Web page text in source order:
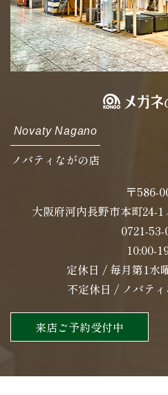
Novaty Nagano
ノバティながの店
〒586-
大阪府河内長野市本町24-
0721-
10:00-
定休日 / 毎月第1水
不定休日 / ノバテ
来店ご予約受付中